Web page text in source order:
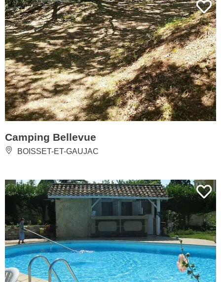
Camping Bellevue
BOISSET-ET-GAUJAC